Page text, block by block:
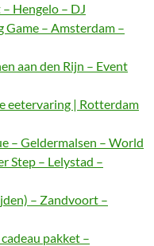
Hengelo – DJ
Game – Amsterdam –
aan den Rijn – Event
eetervaring | Rotterdam
– Geldermalsen – World
Step – Lelystad –
– Zandvoort –
pakket –